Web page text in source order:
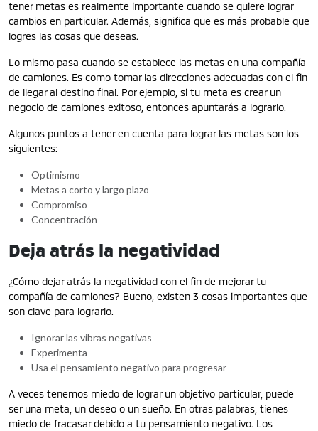
tener metas es realmente importante cuando se quiere lograr
cambios en particular. Además, significa que es más probable que
logres las cosas que deseas.
Lo mismo pasa cuando se establece las metas en una compañía
de camiones. Es como tomar las direcciones adecuadas con el fin
de llegar al destino final. Por ejemplo, si tu meta es crear un
negocio de camiones exitoso, entonces apuntarás a lograrlo.
Algunos puntos a tener en cuenta para lograr las metas son los
siguientes:
Optimismo
Metas a corto y largo plazo
Compromiso
Concentración
Deja atrás la negatividad
¿Cómo dejar atrás la negatividad con el fin de mejorar tu
compañía de camiones? Bueno, existen 3 cosas importantes que
son clave para lograrlo.
Ignorar las vibras negativas
Experimenta
Usa el pensamiento negativo para progresar
A veces tenemos miedo de lograr un objetivo particular, puede
ser una meta, un deseo o un sueño. En otras palabras, tienes
miedo de fracasar debido a tu pensamiento negativo. Los